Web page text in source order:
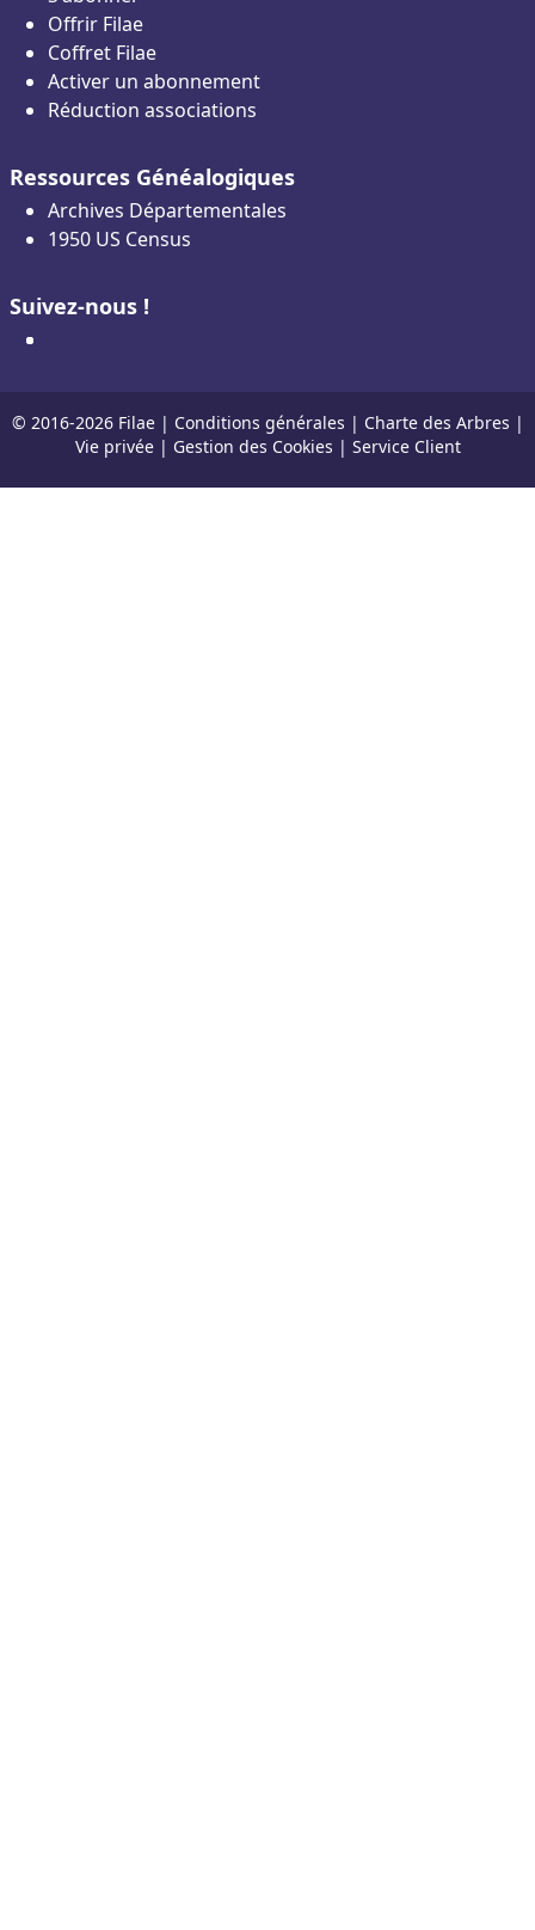
Offrir Filae
Coffret Filae
Activer un abonnement
Réduction associations
Ressources Généalogiques
Archives Départementales
1950 US Census
Suivez-nous !
© 2016-2026Filae | Conditions générales | Charte des Arbres |
Vie privée | Gestion des Cookies | Service Client